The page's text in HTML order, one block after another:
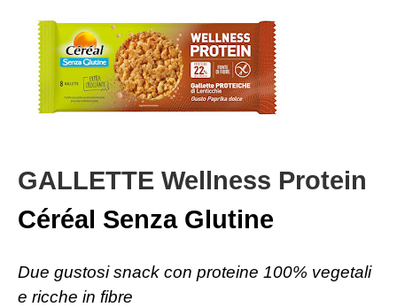
GALLETTE Wellness Protein
Céréal Senza Glutine
Due gustosi snack con proteine 100% vegetali
e ricche in fibre